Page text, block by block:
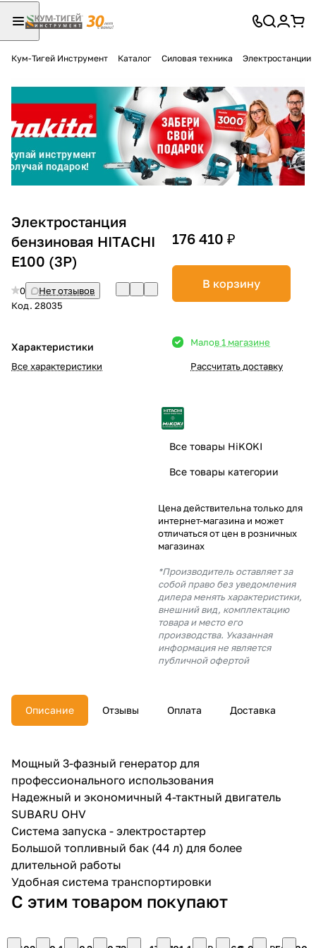
Кум-Тигей Инструмент Каталог Силовая техника Электростанции
Электростанция
бензиновая HITACHI
E100 (3P)
0
Нет отзывов
Код. 28035
Характеристики
Все характеристики
176 410 ₽
В корзину
Малов 1 магазине
Рассчитать доставку
Все товары HiKOKI
Все товары категории
Цена действительна только для
интернет-магазина и может
отличаться от цен в розничных
магазинах
*Производитель оставляет за
собой право без уведомления
дилера менять характеристики,
внешний вид, комплектацию
товара и место его
производства. Указанная
информация не является
публичной офертой
Описание Отзывы Оплата Доставка
Мощный 3-фазный генератор для
профессионального использования
Надежный и экономичный 4-тактный двигатель
SUBARU OHV
Система запуска - электростартер
Большой топливный бак (44 л) для более
длительной работы
Удобная система транспортировки
С этим товаром покупают
Разбейте
оплатуна части
без переплат
График платежей
Сегодня
в корзину
% картой любого банка
% будут
с вашей карты
недели